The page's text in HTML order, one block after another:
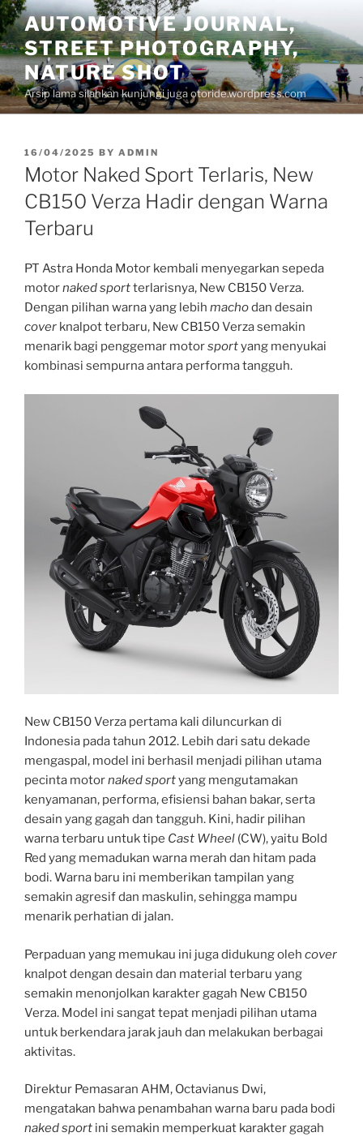
Skip
to
content
AUTOMOTIVE JOURNAL,
STREET PHOTOGRAPHY,
NATURE SHOT
Arsip lama silahkan kunjungi juga otoride.wordpress.com
POSTED
ON
16/04/2025 BY ADMIN
Motor Naked Sport Terlaris, New
CB150 Verza Hadir dengan Warna
Terbaru
PT Astra Honda Motor kembali menyegarkan sepeda
motornaked sportterlarisnya, New CB150 Verza.
Dengan pilihan warna yang lebih machodan desain
cover knalpot terbaru, New CB150 Verza semakin
menarik bagi penggemar motorsportyang menyukai
kombinasi sempurna antara performa tangguh.
New CB150 Verza pertama kali diluncurkan di
Indonesia pada tahun 2012. Lebih dari satu dekade
mengaspal, model ini berhasil menjadi pilihan utama
pecinta motornaked sportyang mengutamakan
kenyamanan, performa, efisiensi bahan bakar, serta
desain yang gagah dan tangguh. Kini, hadir pilihan
warna terbaru untuk tipe Cast Wheel (CW), yaitu Bold
Red yang memadukan warna merah dan hitam pada
bodi. Warna baru ini memberikan tampilan yang
semakin agresif dan maskulin, sehingga mampu
menarik perhatian di jalan.
Perpaduan yang memukau ini juga didukung oleh cover
knalpot dengan desain dan material terbaru yang
semakin menonjolkan karakter gagah New CB150
Verza. Model ini sangat tepat menjadi pilihan utama
untuk berkendara jarak jauh dan melakukan berbagai
aktivitas.
Direktur Pemasaran AHM, Octavianus Dwi,
mengatakan bahwa penambahan warna baru pada bodi
naked sport ini semakin memperkuat karakter gagah